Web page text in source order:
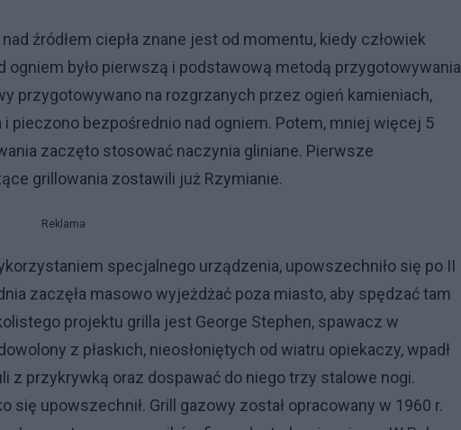
źródłem ciepła znane jest od momentu, kiedy człowiek
ogniem było pierwszą i podstawową metodą przygotowywania
przygotowywano na rozgrzanych przez ogień kamieniach,
pieczono bezpośrednio nad ogniem. Potem, mniej więcej 5
zaczęto stosować naczynia gliniane. Pierwsze
grillowania zostawili już Rzymianie.
Reklama
specjalnego urządzenia, upowszechniło się po II
zaczęła masowo wyjeżdżać poza miasto, aby spędzać tam
projektu grilla jest George Stephen, spawacz w
z płaskich, nieosłoniętych od wiatru opiekaczy, wpadł
z przykrywką oraz dospawać do niego trzy stalowe nogi.
się upowszechnił. Grill gazowy został opracowany w 1960 r.